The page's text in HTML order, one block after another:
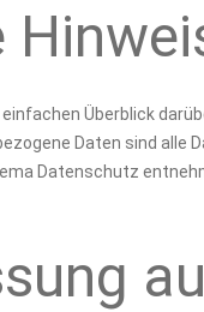
Überblick
Daten sind alle
Datenschutz